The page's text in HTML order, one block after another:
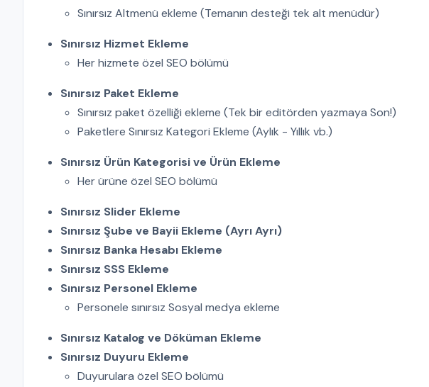
Sınırsız Altmenü ekleme (Temanın desteği tek alt menüdür)
Sınırsız Hizmet Ekleme
Her hizmete özel SEO bölümü
Sınırsız Paket Ekleme
Sınırsız paket özelliği ekleme (Tek bir editörden yazmaya Son!)
Paketlere Sınırsız Kategori Ekleme (Aylık - Yıllık vb.)
Sınırsız Ürün Kategorisi ve Ürün Ekleme
Her ürüne özel SEO bölümü
Sınırsız Slider Ekleme
Sınırsız Şube ve Bayii Ekleme (Ayrı Ayrı)
Sınırsız Banka Hesabı Ekleme
Sınırsız SSS Ekleme
Sınırsız Personel Ekleme
Personele sınırsız Sosyal medya ekleme
Sınırsız Katalog ve Döküman Ekleme
Sınırsız Duyuru Ekleme
Duyurulara özel SEO bölümü